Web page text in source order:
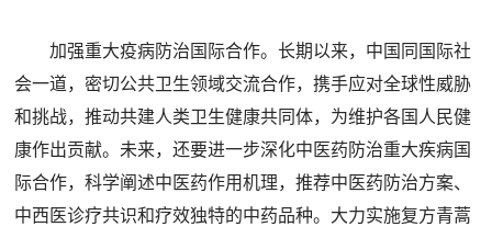
加强重大疫病防治国际合作。长期以来，中国同国际社
会一道，密切公共卫生领域交流合作，携手应对全球性威胁
和挑战，推动共建人类卫生健康共同体，为维护各国人民健
康作出贡献。未来，还要进一步深化中医药防治重大疾病国
际合作，科学阐述中医药作用机理，推荐中医药防治方案、
中西医诊疗共识和疗效独特的中药品种。大力实施复方青蒿